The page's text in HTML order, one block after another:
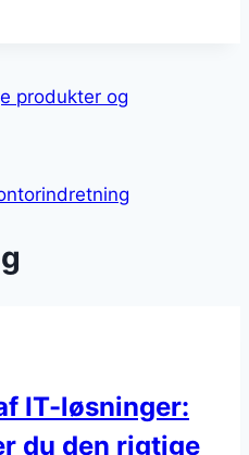
produkter og
IT-løsninger:
du den rigtige